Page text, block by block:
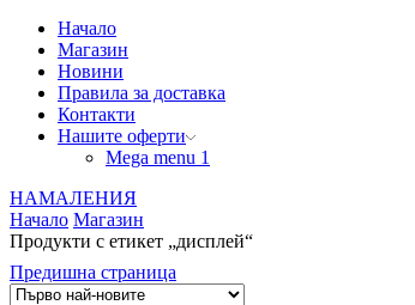
Начало
Магазин
Новини
Правила за доставка
Контакти
Нашите оферти
Mega menu 1
НАМАЛЕНИЯ
Начало Магазин
Продукти с етикет „дисплей“
Предишна страница